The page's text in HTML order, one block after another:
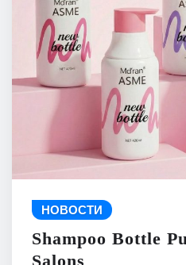
НОВОСТИ
Shampoo Bottle
Salons